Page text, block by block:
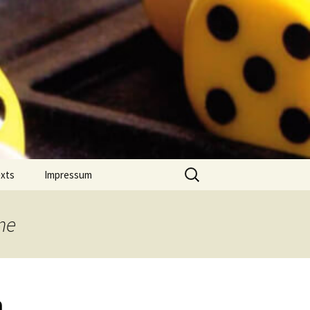
Comment
Português
Impressum
Suchen
nach: